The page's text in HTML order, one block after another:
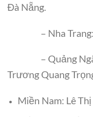
Đà Nẵng.
– Nha Trang:
– Quảng Ngãi:
Trương Quang
Miền Nam: Lê